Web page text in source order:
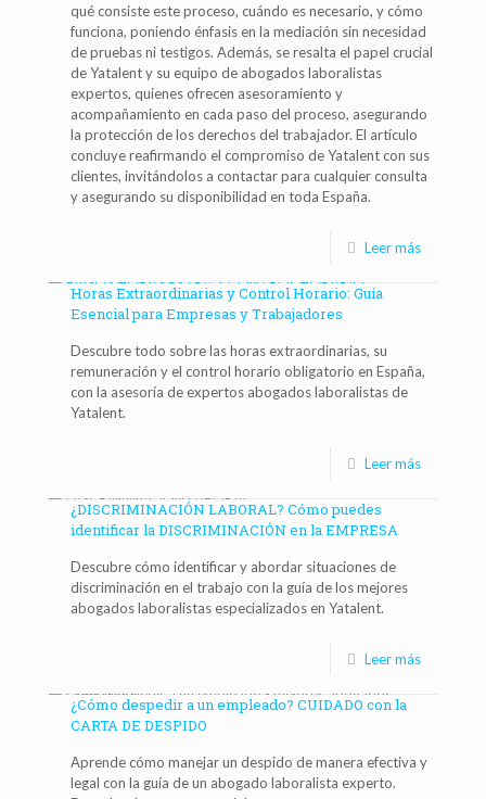
qué consiste este proceso, cuándo es necesario, y cómo
funciona, poniendo énfasis en la mediación sin necesidad
de pruebas ni testigos. Además, se resalta el papel crucial
de Yatalent y su equipo de abogados laboralistas
expertos, quienes ofrecen asesoramiento y
acompañamiento en cada paso del proceso, asegurando
la protección de los derechos del trabajador. El artículo
concluye reafirmando el compromiso de Yatalent con sus
clientes, invitándolos a contactar para cualquier consulta
y asegurando su disponibilidad en toda España.
Leer más
Horas Extraordinarias y Control Horario: Guía
Esencial para Empresas y Trabajadores
Descubre todo sobre las horas extraordinarias, su
remuneración y el control horario obligatorio en España,
con la asesoría de expertos abogados laboralistas de
Yatalent.
Leer más
¿DISCRIMINACIÓN LABORAL? Cómo puedes
identificar la DISCRIMINACIÓN en la EMPRESA
Descubre cómo identificar y abordar situaciones de
discriminación en el trabajo con la guía de los mejores
abogados laboralistas especializados en Yatalent.
Leer más
¿Cómo despedir a un empleado? CUIDADO con la
CARTA DE DESPIDO
Aprende cómo manejar un despido de manera efectiva y
legal con la guía de un abogado laboralista experto.